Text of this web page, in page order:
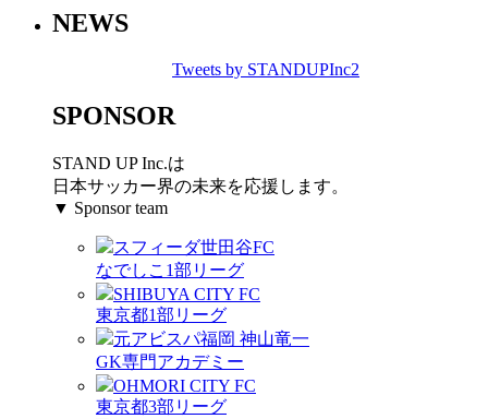
NEWS
Tweets by STANDUPInc2
SPONSOR
STAND UP Inc.は
日本サッカー界の未来を応援します。
▼ Sponsor team
スフィーダ世田谷FC
なでしこ1部リーグ
SHIBUYA CITY FC
東京都1部リーグ
元アビスパ福岡 神山竜一
GK専門アカデミー
OHMORI CITY FC
東京都3部リーグ